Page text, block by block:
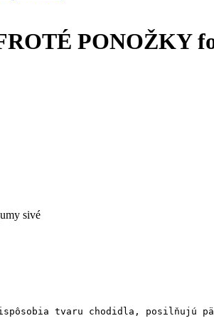
PONOŽKY
sivé
tvaru chodidla, posilňujú